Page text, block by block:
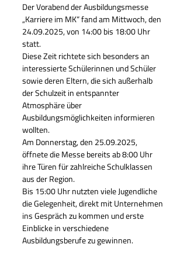
Der Vorabend der Ausbildungsmesse
„Karriere im MK“ fand am Mittwoch, den
24.09.2025, von 14:00 bis 18:00 Uhr
statt.
Diese Zeit richtete sich besonders an
interessierte Schülerinnen und Schüler
sowie deren Eltern, die sich außerhalb
der Schulzeit in entspannter
Atmosphäre über
Ausbildungsmöglichkeiten informieren
wollten.
Am Donnerstag, den 25.09.2025,
öffnete die Messe bereits ab 8:00 Uhr
ihre Türen für zahlreiche Schulklassen
aus der Region.
Bis 15:00 Uhr nutzten viele Jugendliche
die Gelegenheit, direkt mit Unternehmen
ins Gespräch zu kommen und erste
Einblicke in verschiedene
Ausbildungsberufe zu gewinnen.